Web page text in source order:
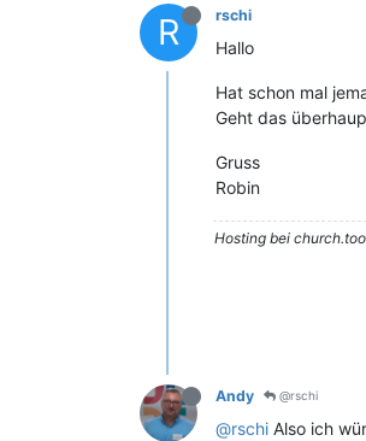
R rschi
Hallo
Hat schon mal
Geht das
Gruss
Robin
Hosting bei
Andy @rschi
@rschi Also ich